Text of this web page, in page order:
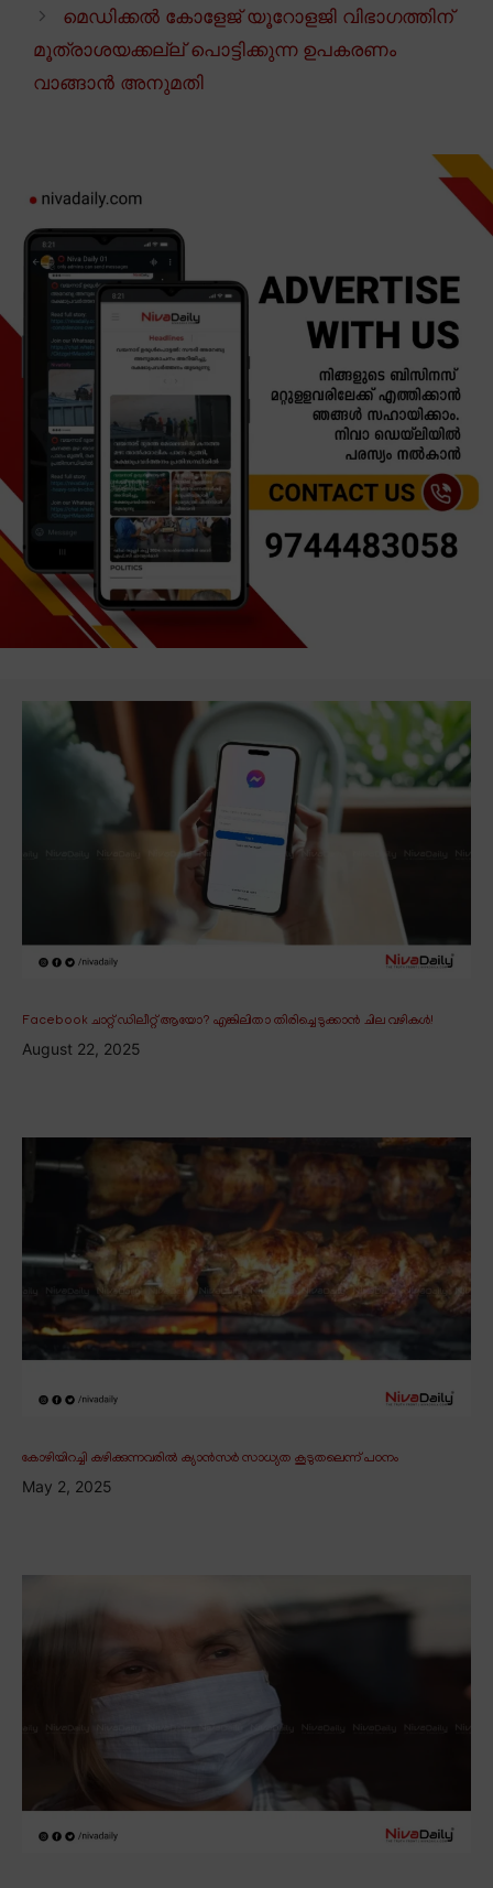
മെഡിക്കൽ കോളേജ് യൂറോളജി വിഭാഗത്തിന്
മൂത്രാശയക്കല്ല് പൊട്ടിക്കുന്ന ഉപകരണം
വാങ്ങാൻ അനുമതി
Facebook ചാറ്റ് ഡിലീറ്റ് ആയോ? എങ്കിലിതാ തിരിച്ചെടുക്കാൻ ചില വഴികൾ!
August 22, 2025
കോഴിയിറച്ചി കഴിക്കുന്നവരിൽ ക്യാൻസർ സാധ്യത കൂടുതലെന്ന് പഠനം
May 2, 2025